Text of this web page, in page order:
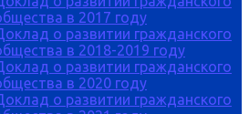
в 2017 году
о развитии гражданского
в 2018-2019 году
о развитии гражданского
в 2020 году
о развитии гражданского